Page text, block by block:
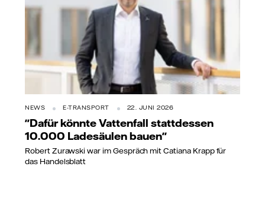
NEWS E-TRANSPORT 22. JUNI 2026
"Dafür könnte Vattenfall stattdessen
10.000 Ladesäulen bauen"
Robert Zurawski war im Gespräch mit Catiana Krapp für
das Handelsblatt